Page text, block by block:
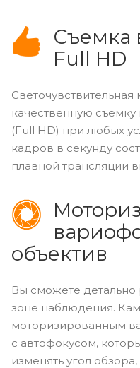
Съемка
Full HD
качественную
(Full HD) при любых
кадров в секунду
плавной трансляции
объектив
Вы сможете детально
зоне наблюдения.
моторизированным
с автофокусом,
изменять угол